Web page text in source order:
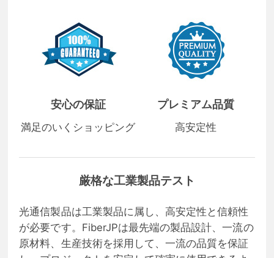
安心の保証
満足のいくショッピング
プレミアム品質
高安定性
厳格な工業製品テスト
光通信製品は工業製品に属し、高安定性と信頼性
が必要です。FiberJPは最先端の製品設計、一流の
原材料、生産技術を採用して、一流の品質を保証